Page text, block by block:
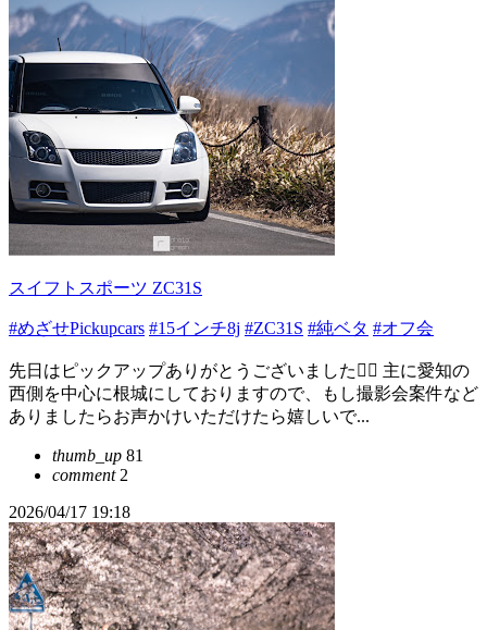
スイフトスポーツ ZC31S
#めざせPickupcars #15インチ8j #ZC31S #純ベタ #オフ会
先日はピックアップありがとうございました🙇‍♂️ 主に愛知の
西側を中心に根城にしておりますので、もし撮影会案件など
ありましたらお声かけいただけたら嬉しいで...
thumb_up 81
comment2
2026/04/17 19:18